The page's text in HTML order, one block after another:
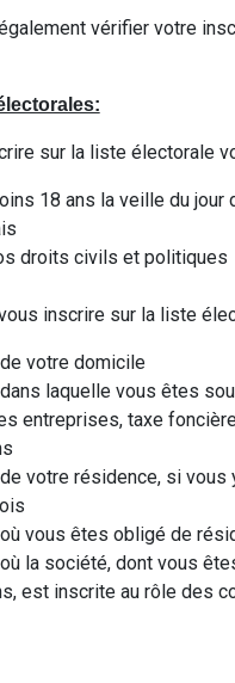
vérifier votre
sur la liste électorale
18 ans la veille du jour
droits civils et politiques
inscrire sur la liste
votre domicile
laquelle vous êtes
entreprises, taxe
votre résidence, si
vous êtes obligé de
la société, dont vous
est inscrite au rôle des